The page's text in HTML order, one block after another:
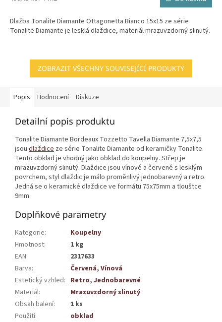
Dlažba Tonalite Diamante Ottagonetta Bianco 15x15 ze série
Tonalite Diamante je lesklá dlaždice, materiál mrazuvzdorný slinutý.
ZOBRAZIT VŠECHNY SOUVISEJÍCÍ PRODUKTY
Popis Hodnocení Diskuze
Detailní popis produktu
Tonalite Diamante Bordeaux Tozzetto Tavella Diamante 7,5x7,5
jsou dlaždice ze série Tonalite Diamante od keramičky Tonalite.
Tento obklad je vhodný jako obklad do koupelny. Střep je
mrazuvzdorný slinutý. Dlaždice jsou vínové a červené s lesklým
povrchem, styl dlaždic je málo proměnlivý jednobarevný a retro.
Jedná se o keramické dlaždice ve formátu 75x75mm a tlouštce
9mm.
Doplňkové parametry
Kategorie:
Koupelny
Hmotnost:
1 kg
EAN:
2317633
Barva: Červená, Vínová
Estetický vzhled: Retro, Jednobarevné
Materiál:
Mrazuvzdorný slinutý
Obsah balení:
1 ks
Použití:
obklad